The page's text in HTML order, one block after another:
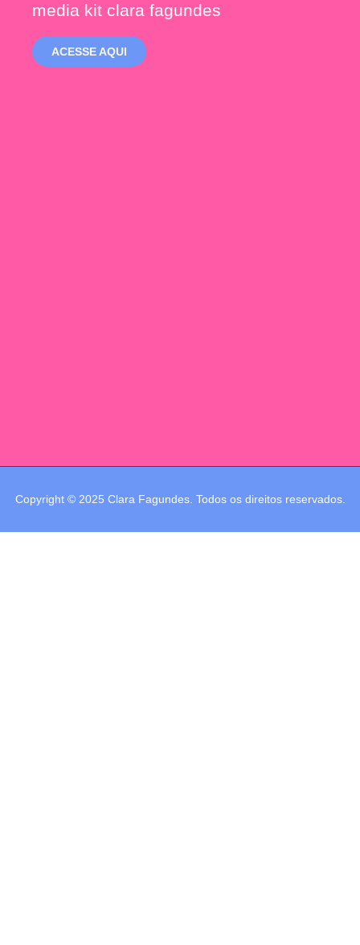
media kit clara fagundes
ACESSE AQUI
Copyright © 2025 Clara Fagundes. Todos os direitos reservados.